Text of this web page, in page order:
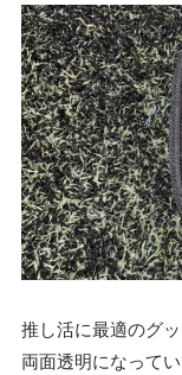
推し活に最適のグッ
両面透明になって